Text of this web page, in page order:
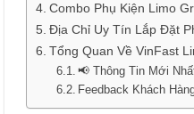
Combo Phụ Kiện Limo
Địa Chỉ Uy Tín Lắp Đặt
Tổng Quan Về VinFast
📢 Thông Tin Mới
Feedback Khách